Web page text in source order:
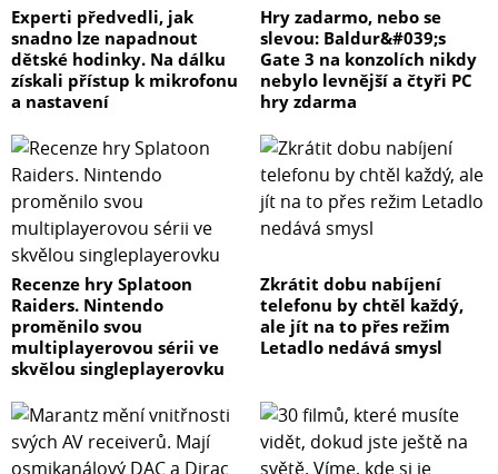
Experti předvedli, jak
snadno lze napadnout
dětské hodinky. Na dálku
získali přístup k mikrofonu
a nastavení
Hry zadarmo, nebo se
slevou: Baldur&#039;s
Gate 3 na konzolích nikdy
nebylo levnější a čtyři PC
hry zdarma
Recenze hry Splatoon
Raiders. Nintendo
proměnilo svou
multiplayerovou sérii ve
skvělou singleplayerovku
Zkrátit dobu nabíjení
telefonu by chtěl každý,
ale jít na to přes režim
Letadlo nedává smysl